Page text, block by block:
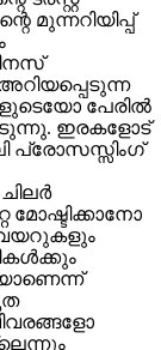
ജാഗ്രത